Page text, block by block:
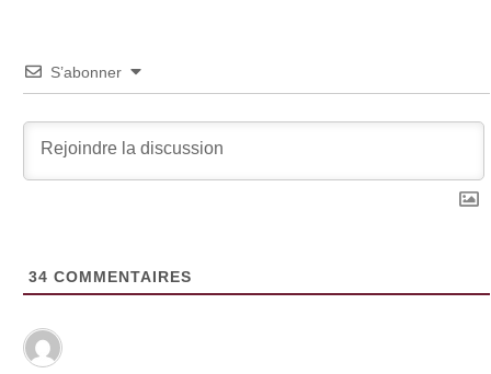
S’abonner
34 COMMENTAIRES